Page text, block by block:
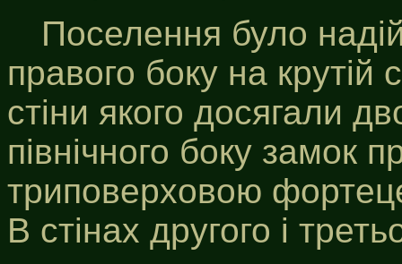
Поселення було
правого боку на крутій
стіни якого досягали
північного боку замок
триповерховою
В стінах другого і